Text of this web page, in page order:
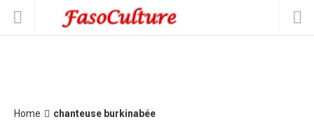
Home chanteuse burkinabée